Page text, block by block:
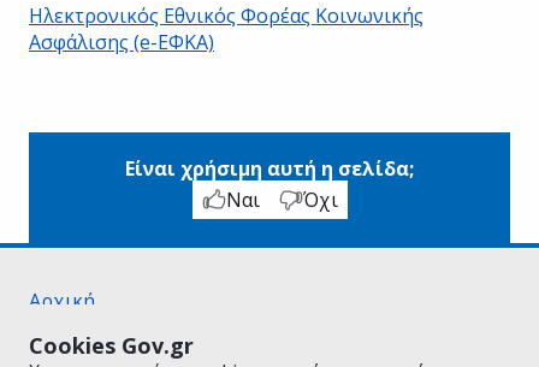
Cookies Gov.gr
Ηλεκτρονικός Εθνικός Φορέας Κοινωνικής
Ασφάλισης (e-ΕΦΚΑ)
Είναι χρήσιμη αυτή η σελίδα;
Ναι
Όχι
Αρχική
Όροι Χρήσης